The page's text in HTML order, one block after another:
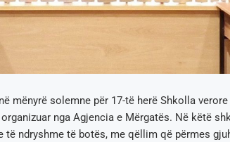
mënyrë solemne për 17-të herë Shkolla
nga Agjencia e Mërgatës. Në këtë
të ndryshme të botës, me qëllim që përmes